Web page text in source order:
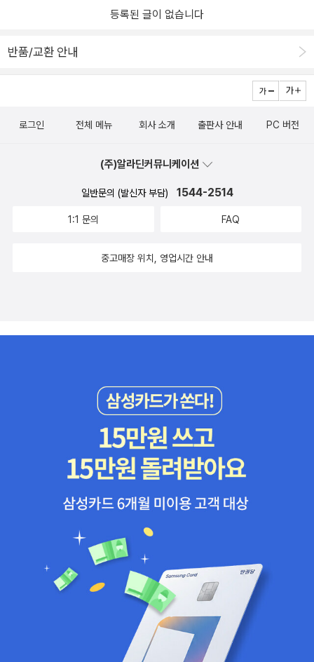
등록된 글이 없습니다
반품/교환 안내
로그인 전체 메뉴 회사 소개 출판사 안내 PC 버전
(주)알라딘커뮤니케이션
일반문의 (발신자 부담) 1544-2514
1:1 문의 FAQ
중고매장 위치, 영업시간 안내